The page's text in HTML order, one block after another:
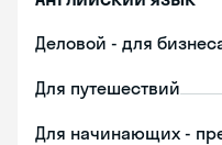
Деловой - для
Для путешествий
Для начинающих -